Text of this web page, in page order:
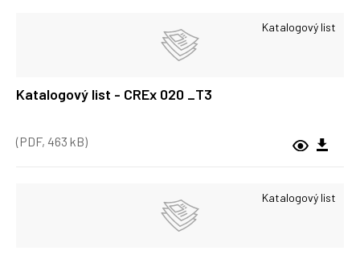
Katalogový list
Katalogový list - CREx 020 _T3
(PDF, 463 kB)
Katalogový list